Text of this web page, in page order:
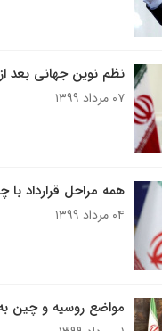
نظم نوین جهانی بعد
۰۷ مرداد ۱۳۹۹
همه مراحل قرارداد
۰۴ مرداد ۱۳۹۹
مواضع روسیه و چین